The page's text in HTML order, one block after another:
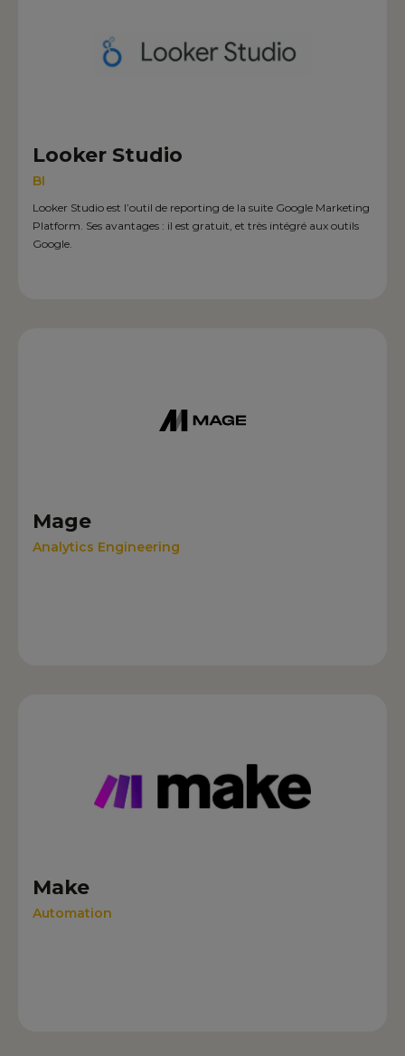
Looker Studio
BI
Looker Studio est l’outil de reporting de la suite Google Marketing
Platform. Ses avantages : il est gratuit, et très intégré aux outils
Google.
Mage
Analytics Engineering
Make
Automation